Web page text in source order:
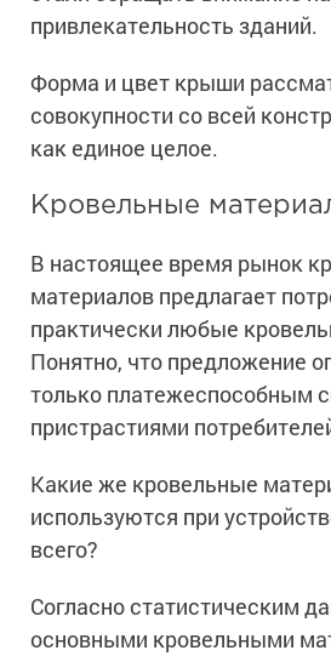
Ингибиторы коррозии
Шпатлевки для металла
Сопутствующие товары
Сопутствующие товары
Пищевая промышленность
Нефтегазовая промышленность
Сопутствующие товары
Для фасада
Экологичные материалы
Для бетонных полов
Для металла
Для дерева
Для интерьеров
Сопутствующие товары
Для бетона
Сопутствующие товары
Промышленные полы
Ремонт промышленных полов
Защита железобетонных
Промышленные
Промышленное оборудование
Промышленные ремонтные
Промышленные стены
Сопутствующие товары
Холодное цинкование
Грунтовки для холодного
Сопутствующие товары
Молотковые эмали
Для металла
Сопутствующие товары
Антикоррозионная защита
Алюминиевые краски
Сопутствующие товары
Морозостойкие краски
Морозостойкие краски для
Морозостойкие краски для металла
Морозостойкие краски для фасада
Сопутствующие товары
привлекательность зданий.
Форма и цвет крыши
совокупности со всей
как единое целое.
Кровельные
В настоящее время рынок
материалов предлагает
практически любые
Понятно, что предложение
только платежеспособным
пристрастиями
Какие же кровельные
используются при
всего?
Согласно статистическим
основными кровельными